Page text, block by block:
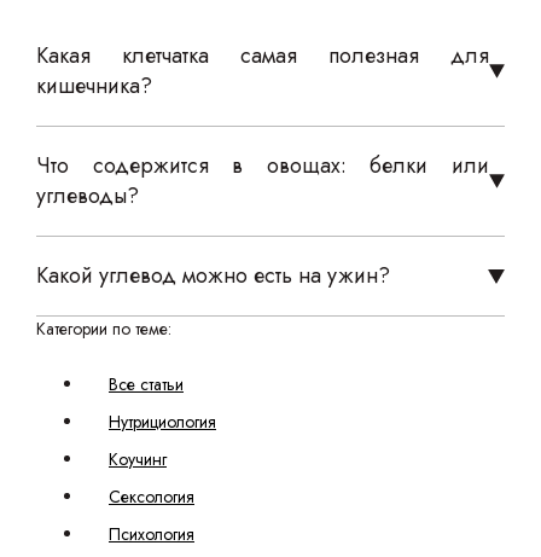
Какая клетчатка самая полезная для
кишечника?
Что содержится в овощах: белки или
углеводы?
Какой углевод можно есть на ужин?
Категории по теме:
Все статьи
Нутрициология
Коучинг
Сексология
Психология